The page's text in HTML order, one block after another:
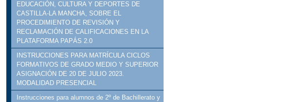
EDUCACIÓN, CULTURA Y DEPORTES DE
CASTILLA-LA MANCHA, SOBRE EL
PROCEDIMIENTO DE REVISIÓN Y
RECLAMACIÓN DE CALIFICACIONES EN LA
PLATAFORMA PAPÁS 2.0
INSTRUCCIONES PARA MATRÍCULA CICLOS
FORMATIVOS DE GRADO MEDIO Y SUPERIOR
ASIGNACIÓN DE 20 DE JULIO 2023.
MODALIDAD PRESENCIAL
Instrucciones para alumnos de 2º de Bachillerato y